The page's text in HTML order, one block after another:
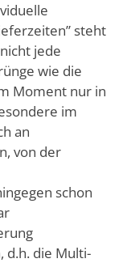
steht
jede
wie die
Moment nur in
im
an
von der
schon
d.h. die Multi-